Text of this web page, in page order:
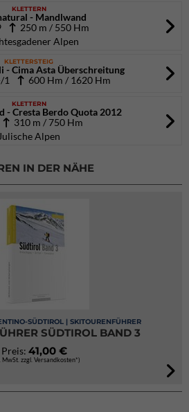
KLETTERN
- Mandlwand
250 m / 550 Hm
Alpen
KLETTERSTEIG
- Cima Asta Überschreitung
1 600 Hm / 1620 Hm
KLETTERN
- Cresta Berdo Quota 2012
310 m / 750 Hm
Julische Alpen
IN DER NÄHE
SÜDTIROL | SKITOURENFÜHRER
SÜDTIROL BAND 3
Preis: 41,00 €
MwSt. zzgl. Versandkosten*)